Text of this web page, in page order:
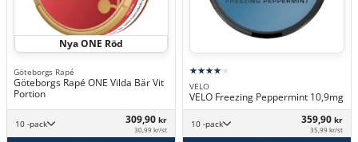
Nya ONE Röd
Göteborgs Rapé
Göteborgs Rapé ONE Vilda Bär Vit
Portion
10 -pack 309,90 kr
30,99 kr/st
VELO
VELO Freezing Peppermint 10,9mg
10 -pack 359,90 kr
35,99 kr/st